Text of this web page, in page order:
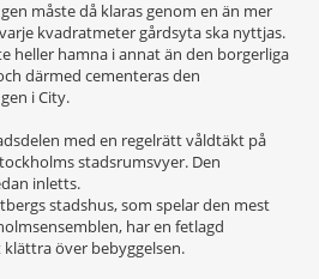
måste då klaras genom en än mer
kvadratmeter gårdsyta ska nyttjas.
heller hamna i annat än den borgerliga
därmed cementeras den
i City.
med en regelrätt våldtäkt på
stadsrumsvyer. Den
inletts.
stadshus, som spelar den mest
har en fetlagd
över bebyggelsen.